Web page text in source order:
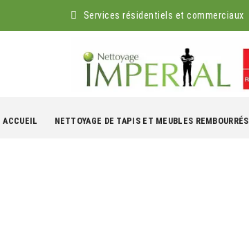
Services résidentiels et commerciaux
ACCUEIL NETTOYAGE DE TAPIS ET MEUBLES REMBOURRÉS